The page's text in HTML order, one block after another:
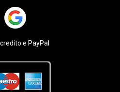
e l’aerodinamica di un
per un uso
si adatta perfettamente
garantendo una tenuta
naturale, anche dopo
e PayPal